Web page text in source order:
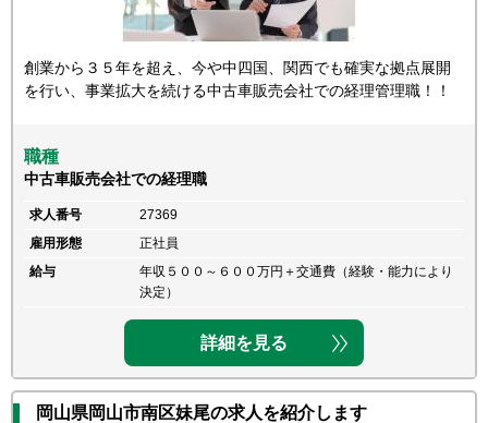
創業から３５年を超え、今や中四国、関西でも確実な拠点展開
を行い、事業拡大を続ける中古車販売会社での経理管理職！！
職種
中古車販売会社での経理職
求人番号
27369
雇用形態
正社員
給与
年収５００～６００万円＋交通費（経験・能力により
決定）
詳細を見る
岡山県岡山市南区妹尾の求人を紹介します